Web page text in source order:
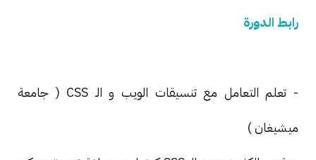
رابط الدورة
- تعلم التعامل مع تنسيقات الويب و الـ CSS ( جامعة
ميشيغان )